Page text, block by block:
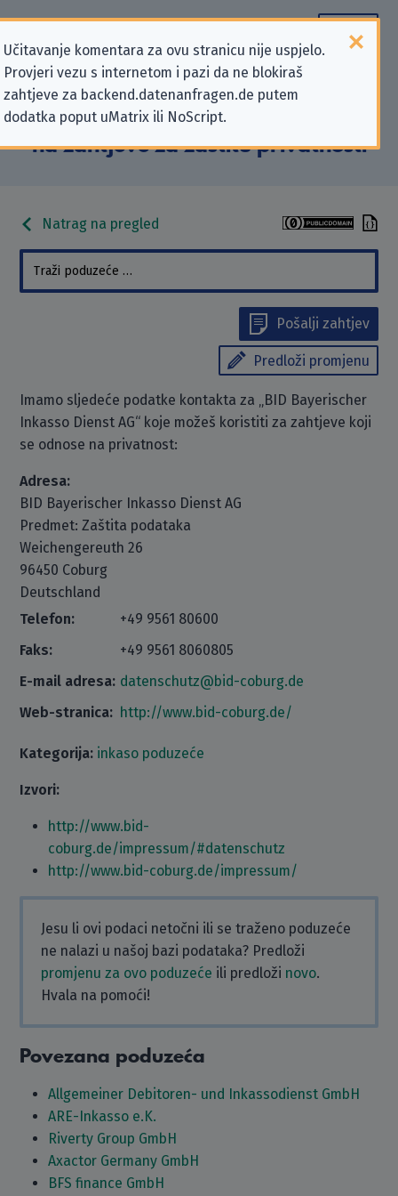
Učitavanje komentara za ovu stranicu nije uspjelo.
Provjeri vezu s internetom i pazi da ne blokiraš
zahtjeve za backend.datenanfragen.de putem
dodatka poput uMatrix ili NoScript.
Podaci kontakta „BID Bayerischer
Inkasso Dienst AG” koji se odnose
na zahtjeve za zaštitu privatnosti
Natrag na pregled
Pošalji zahtjev
Predloži promjenu
Imamo sljedeće podatke kontakta za „BID Bayerischer
Inkasso Dienst AG“ koje možeš koristiti za zahtjeve koji
se odnose na privatnost:
Adresa:
BID Bayerischer Inkasso Dienst AG
Predmet: Zaštita podataka
Weichengereuth 26
96450 Coburg
Deutschland
Telefon:
+49 9561 80600
Faks:
+49 9561 8060805
E-mail adresa: datenschutz@bid-coburg.de
Web-stranica: http://www.bid-coburg.de/
Kategorija: inkaso poduzeće
Izvori:
http://www.bid-
coburg.de/impressum/#datenschutz
http://www.bid-coburg.de/impressum/
Jesu li ovi podaci netočni ili se traženo poduzeće
ne nalazi u našoj bazi podataka? Predloži
promjenu za ovo poduzeće ili predloži novo.
Hvala na pomoći!
Povezana poduzeća
Allgemeiner Debitoren- und Inkassodienst GmbH
ARE-Inkasso e.K.
Riverty Group GmbH
Axactor Germany GmbH
BFS finance GmbH